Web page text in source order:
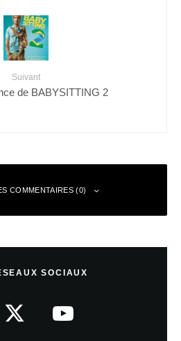
Suivant
de BABYSITTING 2
COMMENTAIRES (0)
SOCIAUX